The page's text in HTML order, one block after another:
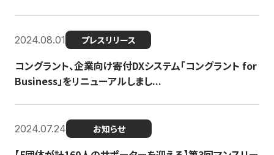
2024.08.01 プレスリリース
コングラント、企業向け寄付DXシステム「コングラント for
Business」をリニューアルしまし...
2024.07.24 お知らせ